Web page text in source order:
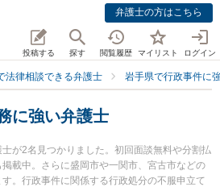
弁護士の方はこちら
投稿する 探す 閲覧履歴 マイリスト ログイン
法律相談できる弁護士 岩手県で行政事件に
に強い弁護士
が2名見つかりました。初回面談無料や分割払
載中。さらに盛岡市や一関市、宮古市などの
。行政事件に関係する行政処分の不服申立て